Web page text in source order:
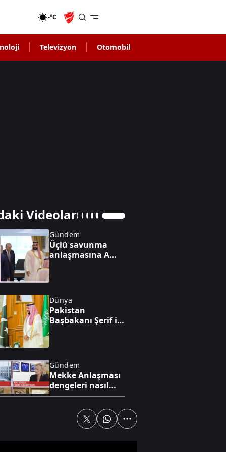
-°C
Televizyon Otomobil
Videolar
Gündem
Üçlü savunma
anlaşmasına A
Dünya
Pakistan
Başbakanı Şerif ile
Gündem
Mekke Anlaşması
dengeleri nasıl
değiştirecek?
Mekke Ortak